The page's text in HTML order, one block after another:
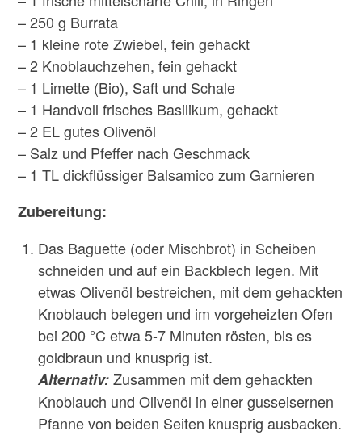
– 250 g Burrata
– 1 kleine rote Zwiebel, fein gehackt
– 2 Knoblauchzehen, fein gehackt
– 1 Limette (Bio), Saft und Schale
– 1 Handvoll frisches Basilikum, gehackt
– 2 EL gutes Olivenöl
– Salz und Pfeffer nach Geschmack
– 1 TL dickflüssiger Balsamico zum Garnieren
Zubereitung:
Das Baguette (oder Mischbrot) in Scheiben
schneiden und auf ein Backblech legen. Mit
etwas Olivenöl bestreichen, mit dem gehackten
Knoblauch belegen und im vorgeheizten Ofen
bei 200 °C etwa 5-7 Minuten rösten, bis es
goldbraun und knusprig ist.
Alternativ:Zusammen mit dem gehackten
Knoblauch und Olivenöl in einer gusseisernen
Pfanne von beiden Seiten knusprig ausbacken.